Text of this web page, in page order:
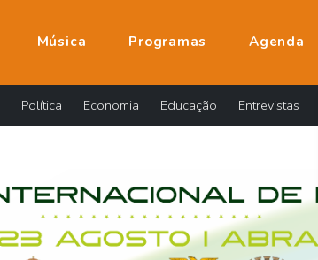
Música Programas Agenda
Política Economia Educação Entrevistas